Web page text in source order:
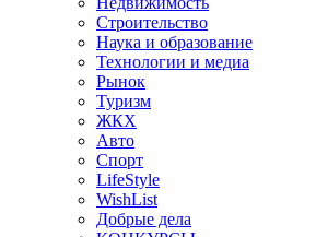
Строительство
Наука и образование
Технологии и медиа
Рынок
Туризм
ЖКХ
Авто
Спорт
LifeStyle
WishList
Добрые дела